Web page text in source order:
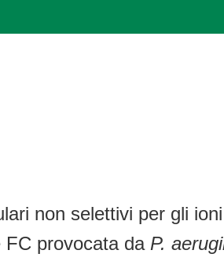
non selettivi per gli
provocata da P.